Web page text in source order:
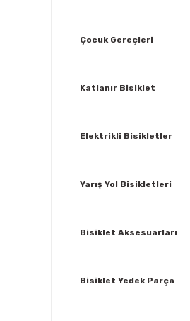
Çocuk Gereçleri
Katlanır Bisiklet
Elektrikli Bisikletler
Yarış Yol Bisikletleri
Bisiklet Aksesuarları
Bisiklet Yedek Parça